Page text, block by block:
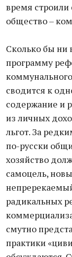
время
общество –
Сколько бы ни
программу
сводится к
содержание и
из личных
льгот. За
по-русски
хозяйство
самоцель,
радикальных
смутно
практики